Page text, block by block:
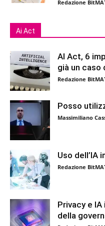
Redazione
Ai Act
AI Act, 6
già un caso
Redazione
Posso
Massimiliano
Uso dell’IA
Redazione
Privacy e IA
della